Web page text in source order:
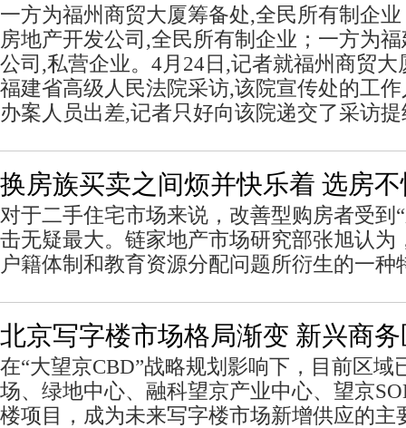
一方为福州商贸大厦筹备处,全民所有制企
房地产开发公司,全民所有制企业；一方为
公司,私营企业。4月24日,记者就福州商贸
福建省高级人民法院采访,该院宣传处的工
办案人员出差,记者只好向该院递交了采访
换房族买卖之间烦并快乐着 选房不
对于二手住宅市场来说，改善型购房者受到
击无疑最大。链家地产市场研究部张旭认为
户籍体制和教育资源分配问题所衍生的一种
北京写字楼市场格局渐变 新兴商
在“大望京CBD”战略规划影响下，目前区域
场、绿地中心、融科望京产业中心、望京
楼项目，成为未来写字楼市场新增供应的主